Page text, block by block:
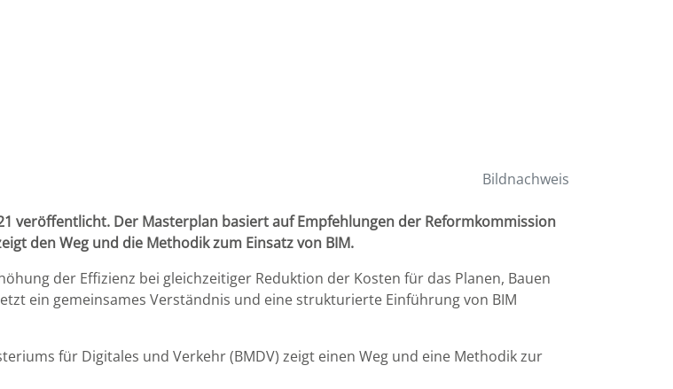
Bildnachweis
veröffentlicht. Der Masterplan basiert auf Empfehlungen der Reformkommission
den Weg und die Methodik zum Einsatz von BIM.
der Effizienz bei gleichzeitiger Reduktion der Kosten für das Planen, Bauen
ein gemeinsames Verständnis und eine strukturierte Einführung von BIM
für Digitales und Verkehr (BMDV) zeigt einen Weg und eine Methodik zur